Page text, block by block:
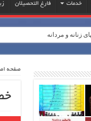
خدمات فارغ التحصیلان
زنانه و مردانه
صفحه